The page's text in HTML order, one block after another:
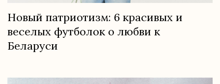
Новый патриотизм: 6 красивых и
веселых футболок о любви к
Беларуси